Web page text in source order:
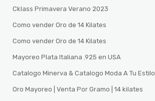
Cklass Primavera Verano 2023
Como vender Oro de 14 Kilates
Como vender Oro de 14 Kilates
Mayoreo Plata Italiana .925 en USA
Catalogo Minerva & Catalogo Moda A Tu Estilo
Oro Mayoreo | Venta Por Gramo | 14 kilates